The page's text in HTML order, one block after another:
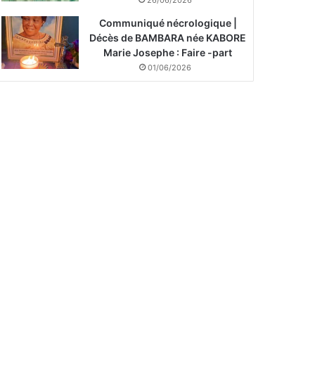
Communiqué nécrologique |
Décès de BAMBARA née KABORE
Marie Josephe : Faire -part
01/06/2026